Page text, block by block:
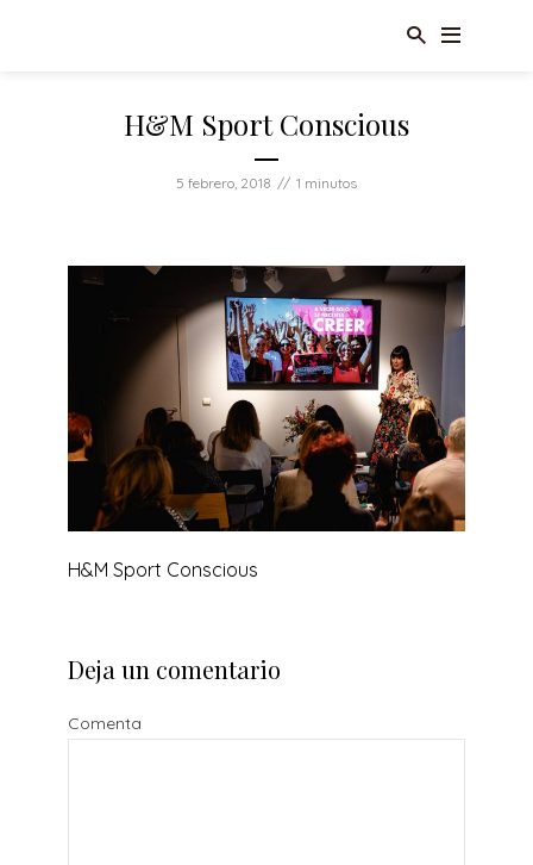
H&M Sport Conscious
5 febrero, 2018 1 minutos
H&M Sport Conscious
Deja un comentario
Comenta